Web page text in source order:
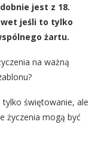
jest z 18.
jeśli to tylko
żartu.
na ważną
świętowanie, ale
życzenia mogą być